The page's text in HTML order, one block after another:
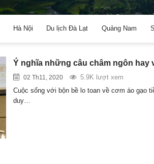
Hà Nội Du lịch Đà Lạt Quảng Nam
Ý nghĩa những câu châm ngôn hay
02 Th11, 2020
5.9K lượt xem
Cuộc sống với bộn bề lo toan về cơm áo gạo
duy…